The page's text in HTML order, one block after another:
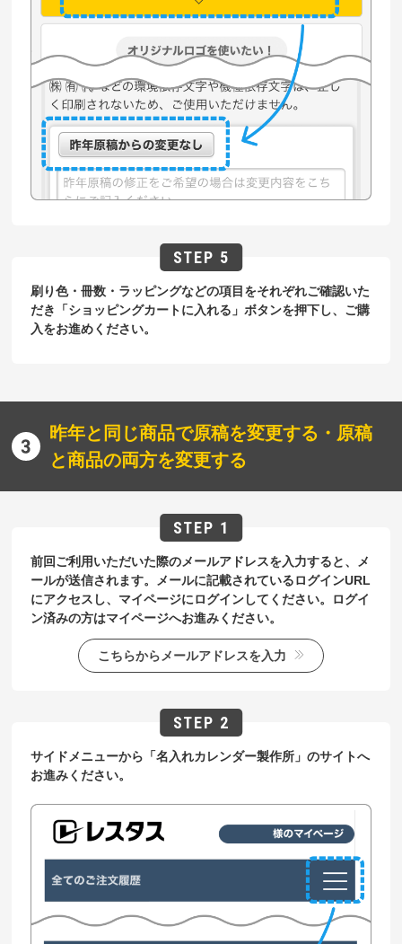
刷り色・冊数・ラッピングなどの項目をそれぞれご確認いた
だき「ショッピングカートに入れる」ボタンを押下し、ご購
入をお進めください。
昨年と同じ商品で原稿を変更する・原稿
と商品の両方を変更する
前回ご利用いただいた際のメールアドレスを入力すると、メ
ールが送信されます。メールに記載されているログインURL
にアクセスし、マイページにログインしてください。ログイ
ン済みの方はマイページへお進みください。
こちらからメールアドレスを入力
サイドメニューから「名入れカレンダー製作所」のサイトへ
お進みください。